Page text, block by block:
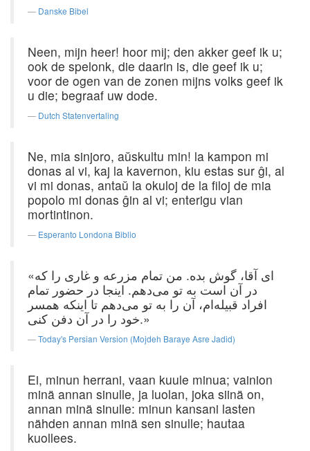
Danske Bibel
Neen, mijn heer! hoor mij; den akker geef ik u;
ook de spelonk, die daarin is, die geef ik u;
voor de ogen van de zonen mijns volks geef ik
u die; begraaf uw dode.
Dutch Statenvertaling
Ne, mia sinjoro, aŭskultu min! la kampon mi
donas al vi, kaj la kavernon, kiu estas sur ĝi, al
vi mi donas, antaŭ la okuloj de la filoj de mia
popolo mi donas ĝin al vi; enterigu vian
mortintinon.
Esperanto Londona Biblio
«ای آقا، گوش ‌بده‌. من‌ تمام ‌مزرعه ‌و غاری را كه‌
در آن‌ است‌ به ‌تو می‌دهم‌. اینجا در حضور تمام
‌افراد قبیله‌ام‌، آن را به ‌تو می‌دهم ‌تا اینكه ‌همسر
خود را در آن‌ دفن‌ كنی‌.»
Today's Persian Version (Mojdeh Baraye Asre Jadid)
Ei, minun herrani, vaan kuule minua; vainion
minä annan sinulle, ja luolan, joka siinä on,
annan minä sinulle: minun kansani lasten
nähden annan minä sen sinulle; hautaa
kuollees.